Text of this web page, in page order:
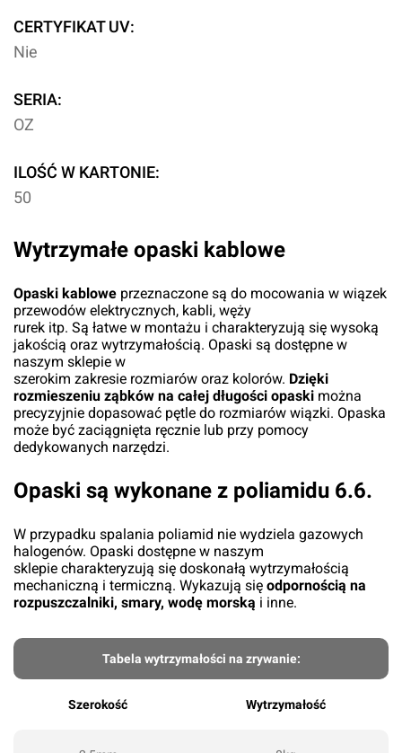
CERTYFIKAT UV:
Nie
SERIA:
OZ
ILOŚĆ W KARTONIE:
50
Wytrzymałe opaski kablowe
Opaski kablowe przeznaczone są do mocowania w wiązek
przewodów elektrycznych, kabli, węży
rurek itp. Są łatwe w montażu i charakteryzują się wysoką
jakością oraz wytrzymałością. Opaski są dostępne w
naszym sklepie w
szerokim zakresie rozmiarów oraz kolorów. Dzięki
rozmieszeniu ząbków na całej długości opaski można
precyzyjnie dopasować pętle do rozmiarów wiązki. Opaska
może być zaciągnięta ręcznie lub przy pomocy
dedykowanych narzędzi.
Opaski są wykonane z poliamidu 6.6.
W przypadku spalania poliamid nie wydziela gazowych
halogenów. Opaski dostępne w naszym
sklepie charakteryzują się doskonałą wytrzymałością
mechaniczną i termiczną. Wykazują się odpornością na
rozpuszczalniki, smary, wodę morską i inne.
Tabela wytrzymałości na zrywanie:
Szerokość Wytrzymałość